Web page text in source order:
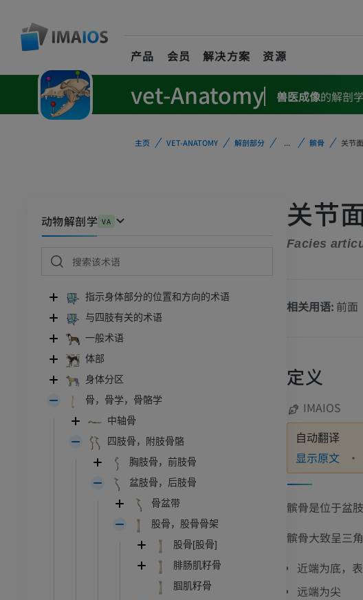
产品 会员 解决方案 资源
vet-Anatomy 兽医成像的解剖学
主页 VET-ANATOMY 解剖部分 ... 髌骨 关节面
动物解剖学 VA
指示身体部分的位置和方向的术语
与四肢有关的术语
一般术语
体部
身体分区
骨，骨学，骨骼学
中轴骨
四肢骨，附肢骨骼
胸肢骨，前肢骨
盆肢骨，后肢骨
骨盆带
股骨，股骨骨架
股骨[股骨]
腓肠肌籽骨
腘肌籽骨
关节
Facies
相关用语: 前面
定义
IMAIOS
自动翻译
显示原文
髌骨是位于盆
髌骨大致呈三
近端为底，
远端为尖